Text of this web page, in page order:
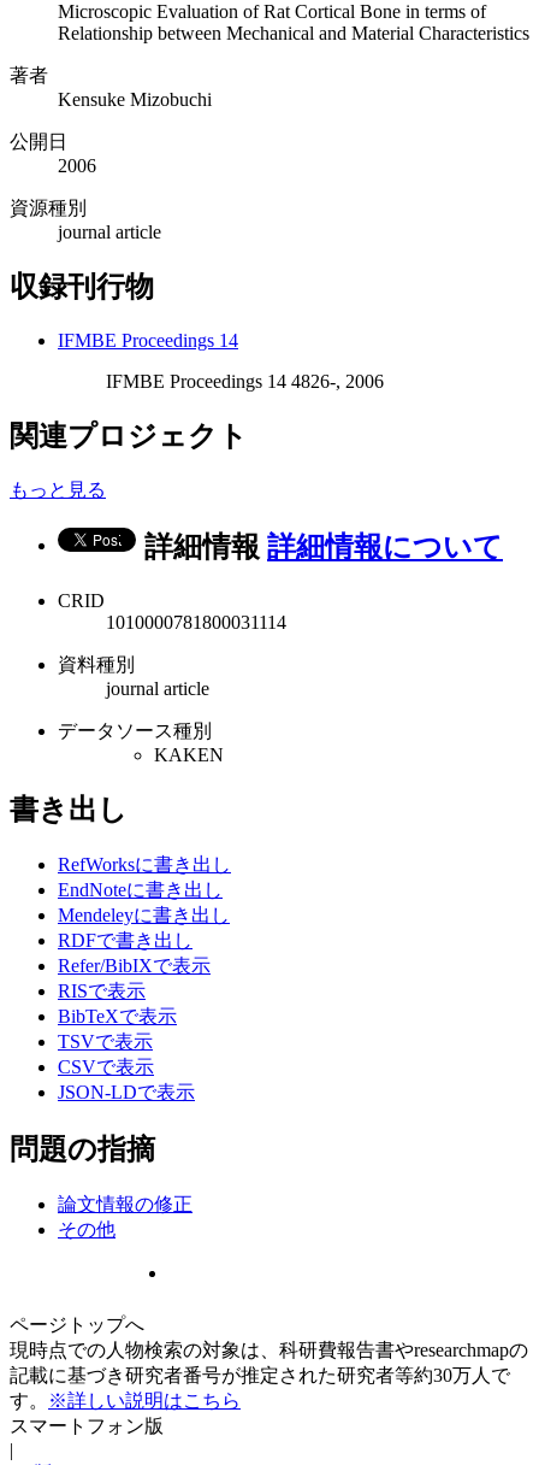
Microscopic Evaluation of Rat Cortical Bone in terms of
Relationship between Mechanical and Material Characteristics
著者
Kensuke Mizobuchi
公開日
2006
資源種別
journal article
収録刊行物
IFMBE Proceedings 14
IFMBE Proceedings 14 4826-, 2006
関連プロジェクト
もっと見る
詳細情報 詳細情報について
CRID
1010000781800031114
資料種別
journal article
データソース種別
KAKEN
書き出し
RefWorksに書き出し
EndNoteに書き出し
Mendeleyに書き出し
RDFで書き出し
Refer/BibIXで表示
RISで表示
BibTeXで表示
TSVで表示
CSVで表示
JSON-LDで表示
問題の指摘
論文情報の修正
その他
ページトップへ
現時点での人物検索の対象は、科研費報告書やresearchmapの
記載に基づき研究者番号が推定された研究者等約30万人で
す。
※詳しい説明はこちら
スマートフォン版
|